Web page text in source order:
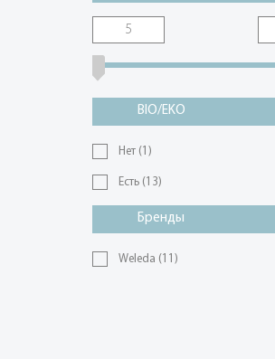
BIO/EKO
Нет (1)
Есть (13)
Бренды
Weleda (11)